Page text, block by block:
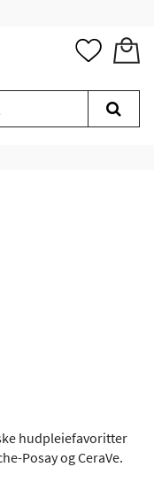
hudpleiefavoritter
Posay og CeraVe.